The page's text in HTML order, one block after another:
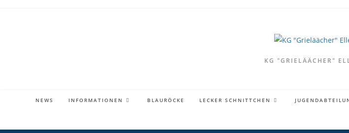
KG "GRIELÄÄCHER"
NEWS INFORMATIONEN BLAURÖCKE LECKER SCHNITTCHEN